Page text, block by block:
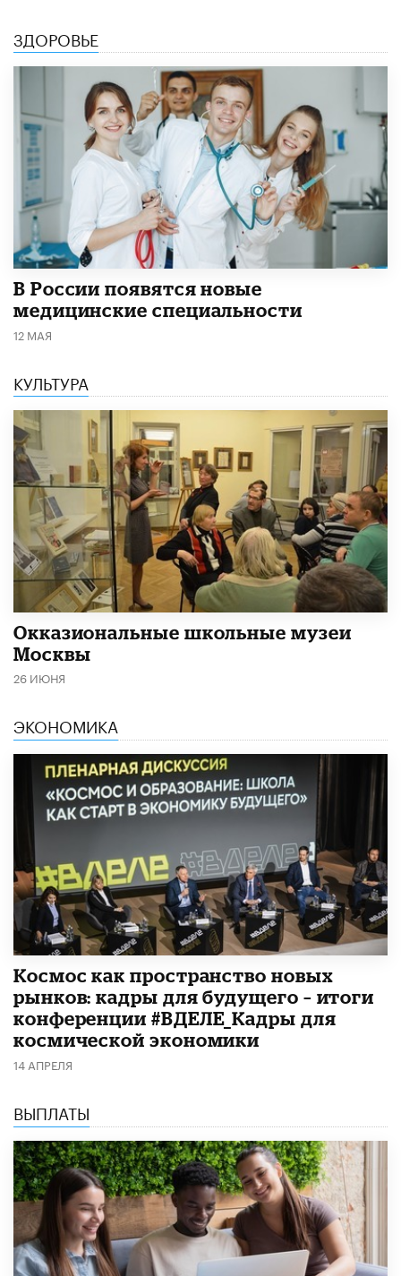
ЗДОРОВЬЕ
В России появятся новые
медицинские специальности
12 МАЯ
КУЛЬТУРА
​Окказиональные школьные музеи
Москвы
26 ИЮНЯ
ЭКОНОМИКА
Космос как пространство новых
рынков: кадры для будущего – итоги
конференции #ВДЕЛЕ_Кадры для
космической экономики
14 АПРЕЛЯ
ВЫПЛАТЫ